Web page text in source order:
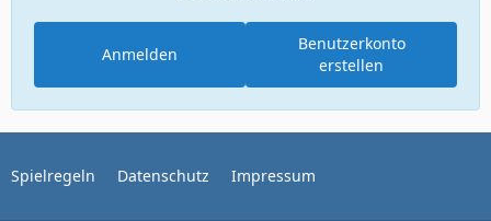
Benutzerkonto
erstellen
Anmelden
Spielregeln Datenschutz Impressum